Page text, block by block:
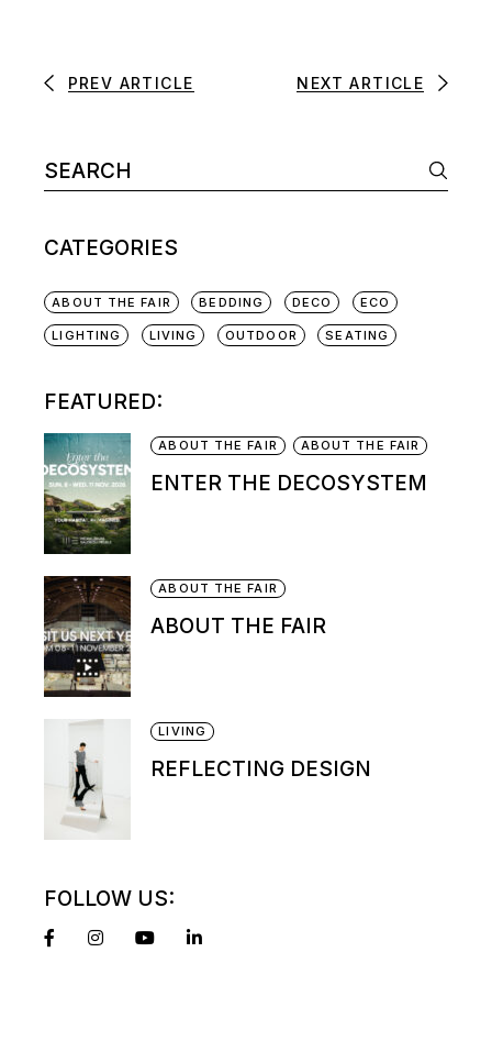
PREV ARTICLE NEXT ARTICLE
CATEGORIES
ABOUT THE FAIR BEDDING DECO ECO
LIGHTING LIVING OUTDOOR SEATING
FEATURED:
ABOUT THE FAIR ABOUT THE FAIR
ENTER THE DECOSYSTEM
ABOUT THE FAIR
ABOUT THE FAIR
LIVING
REFLECTING DESIGN
FOLLOW US: